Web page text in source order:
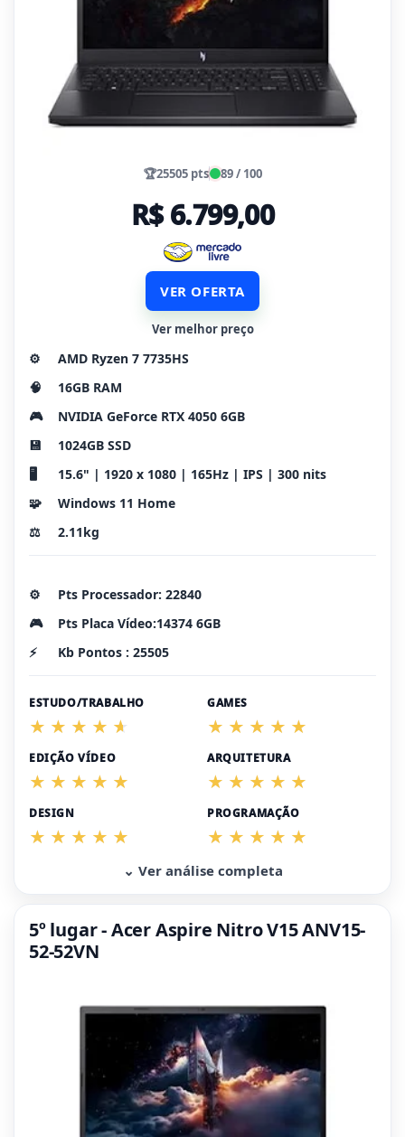
🏆25505 pts 89 / 100
R$ 6.799,00
VER OFERTA
Ver melhor preço
⚙️
AMD Ryzen 7 7735HS
🧠
16GB RAM
🎮
NVIDIA GeForce RTX 4050 6GB
💾
1024GB SSD
🖥️
15.6" | 1920 x 1080 | 165Hz | IPS | 300 nits
🧩
Windows 11 Home
⚖️
2.11kg
⚙️
Pts Processador: 22840
🎮
Pts Placa Vídeo:14374 6GB
⚡
Kb Pontos : 25505
ESTUDO/TRABALHO GAMES
EDIÇÃO VÍDEO ARQUITETURA
DESIGN PROGRAMAÇÃO
⌄ Ver análise completa
5º lugar - Acer Aspire Nitro V15 ANV15-
52-52VN